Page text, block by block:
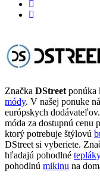
Značka DStreet ponúka
módy. V našej ponuke
európskych
móda za dostupnú cenu
ktorý potrebuje štýlovú
DStreet si vyberiete.
hľadajú pohodlné tepláky
pohodlnú mikinu na